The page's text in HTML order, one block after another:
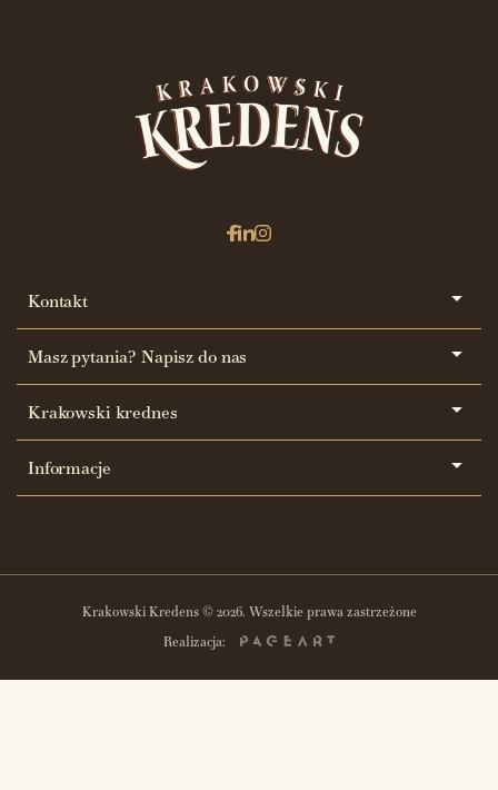
Kontakt
Masz pytania? Napisz do nas
Krakowski krednes
Informacje
Krakowski Kredens © 2026. Wszelkie prawa zastrzeżone
Realizacja: